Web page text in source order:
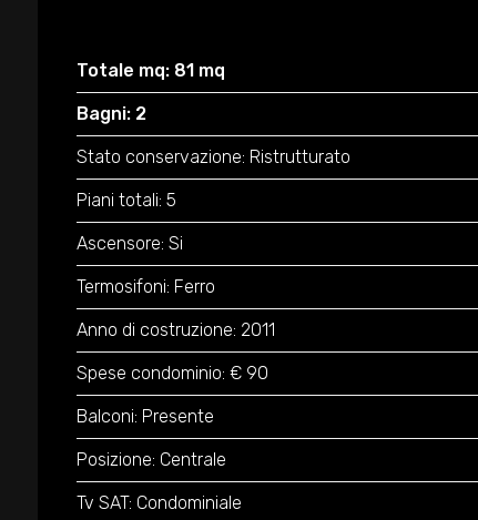
Totale mq: 81 mq
Bagni: 2
Stato conservazione: Ristrutturato
Piani totali: 5
Ascensore: Si
Termosifoni: Ferro
Anno di costruzione: 2011
Spese condominio: € 90
Balconi: Presente
Posizione: Centrale
Tv SAT: Condominiale